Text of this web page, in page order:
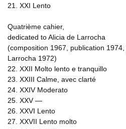
21. XXI Lento
Quatrième cahier,
dedicated to Alicia de Larrocha
(composition 1967, publication
Larrocha 1972)
22. XXII Molto lento e tranquillo
23. XXIII Calme, avec clarté
24. XXIV Moderato
25. XXV —
26. XXVI Lento
27. XXVII Lento molto